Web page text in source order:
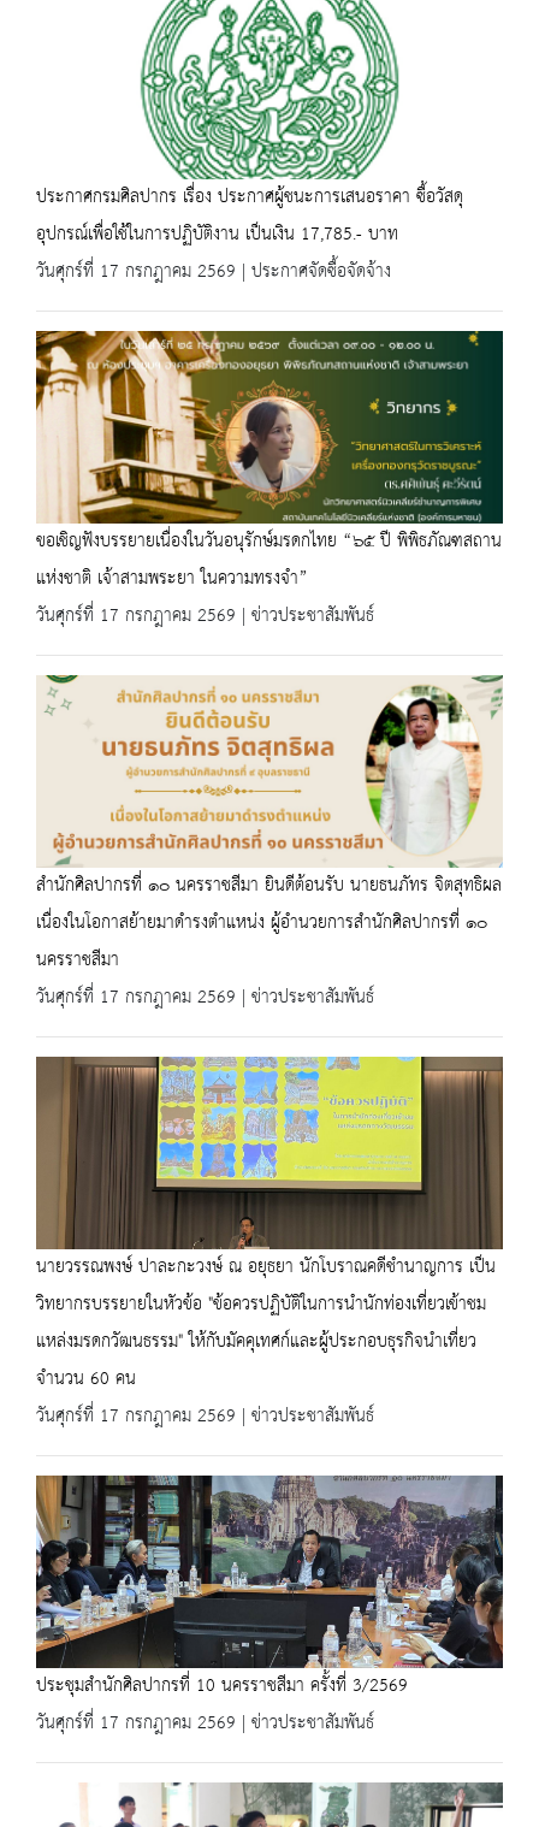
ประกาศกรมศิลปากร เรื่อง ประกาศผู้ชนะการเสนอราคา ซื้อวัสดุ
อุปกรณ์เพื่อใช้ในการปฏิบัติงาน เป็นเงิน 17,785.- บาท
วันศุกร์ที่ 17 กรกฎาคม 2569 | ประกาศจัดซื้อจัดจ้าง
ขอเชิญฟังบรรยายเนื่องในวันอนุรักษ์มรดกไทย “๖๕ ปี พิพิธภัณฑสถาน
แห่งชาติ เจ้าสามพระยา ในความทรงจำ”
วันศุกร์ที่ 17 กรกฎาคม 2569 | ข่าวประชาสัมพันธ์
สำนักศิลปากรที่ ๑๐ นครราชสีมา ยินดีต้อนรับ นายธนภัทร จิตสุทธิผล
เนื่องในโอกาสย้ายมาดำรงตำแหน่ง ผู้อำนวยการสำนักศิลปากรที่ ๑๐
นครราชสีมา
วันศุกร์ที่ 17 กรกฎาคม 2569 | ข่าวประชาสัมพันธ์
นายวรรณพงษ์ ปาละกะวงษ์ ณ อยุธยา นักโบราณคดีชำนาญการ เป็น
วิทยากรบรรยายในหัวข้อ "ข้อควรปฏิบัติในการนำนักท่องเที่ยวเข้าชม
แหล่งมรดกวัฒนธรรม" ให้กับมัคคุเทศก์และผู้ประกอบธุรกิจนำเที่ยว
จำนวน 60 คน
วันศุกร์ที่ 17 กรกฎาคม 2569 | ข่าวประชาสัมพันธ์
ประชุมสำนักศิลปากรที่ 10 นครราชสีมา ครั้งที่ 3/2569
วันศุกร์ที่ 17 กรกฎาคม 2569 | ข่าวประชาสัมพันธ์